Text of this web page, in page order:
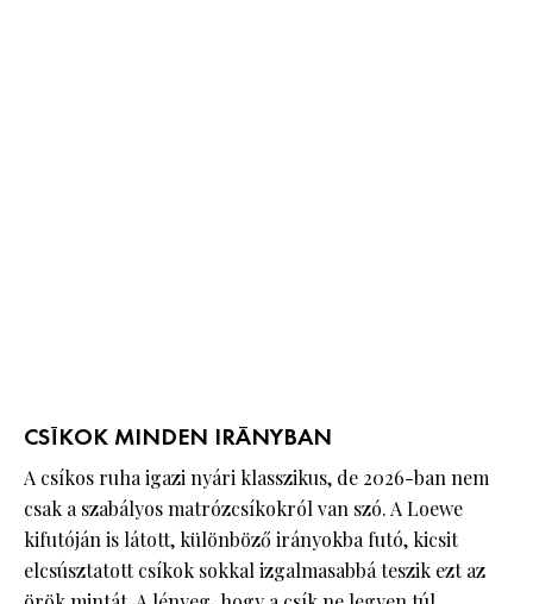
CSÍKOK MINDEN IRÁNYBAN
A csíkos ruha igazi nyári klasszikus, de 2026-ban nem
csak a szabályos matrózcsíkokról van szó. A Loewe
kifutóján is látott, különböző irányokba futó, kicsit
elcsúsztatott csíkok sokkal izgalmasabbá teszik ezt az